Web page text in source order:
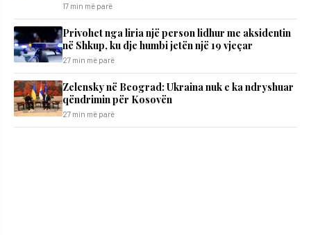
17 min më parë
Privohet nga liria një person lidhur me aksidentin
në Shkup, ku dje humbi jetën një 19 vjeçar
27 min më parë
Zelensky në Beograd: Ukraina nuk e ka ndryshuar
qëndrimin për Kosovën
27 min më parë